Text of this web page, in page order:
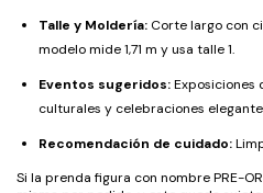
Talle y Moldería: Corte largo con
modelo mide 1,71 m y usa talle 1.
Eventos sugeridos:Exposiciones
culturales y celebraciones
Recomendación de cuidado:
Si la prenda figura con nombre PRE-